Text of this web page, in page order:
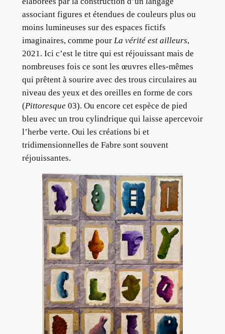
associant figures et étendues de couleurs plus ou
moins lumineuses sur des espaces fictifs
imaginaires, comme pour La vérité est ailleurs,
2021. Ici c’est le titre qui est réjouissant mais de
nombreuses fois ce sont les œuvres elles-mêmes
qui prêtent à sourire avec des trous circulaires au
niveau des yeux et des oreilles en forme de cors
(Pittoresque03). Ou encore cet espèce de pied
bleu avec un trou cylindrique qui laisse apercevoir
l’herbe verte. Oui les créations bi et
tridimensionnelles de Fabre sont souvent
réjouissantes.